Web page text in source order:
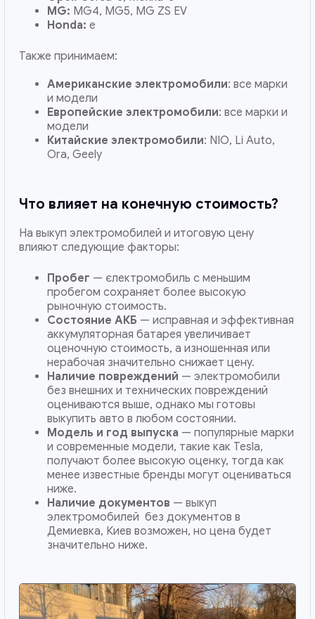
MG: MG4, MG5, MG ZS EV
Honda:e
Также принимаем:
Американские электромобили: все марки
и модели
Европейские электромобили: все марки и
модели
Китайские электромобили: NIO, Li Auto,
Ora, Geely
Что влияет на конечную стоимость?
На выкуп электромобилей и итоговую цену
влияют следующие факторы:
Пробег — єлектромобиль с меньшим
пробегом сохраняет более высокую
рыночную стоимость.
Состояние АКБ — исправная и эффективная
аккумуляторная батарея увеличивает
оценочную стоимость, а изношенная или
нерабочая значительно снижает цену.
Наличие повреждений — электромобили
без внешних и технических повреждений
оцениваются выше, однако мы готовы
выкупить авто в любом состоянии.
Модель и год выпуска — популярные марки
и современные модели, такие как Tesla,
получают более высокую оценку, тогда как
менее известные бренды могут оцениваться
ниже.
Наличие документов — выкуп
электромобилей без документов в
Демиевка, Киев возможен, но цена будет
значительно ниже.